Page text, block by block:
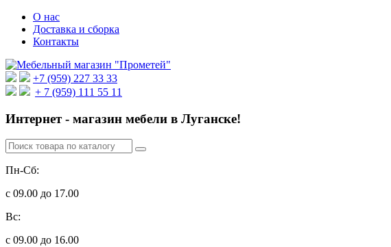
О нас
Доставка и сборка
Контакты
+7 (959) 227 33 33
+ 7 (959) 111 55 11
Интернет - магазин мебели в Луганске!
Пн-Сб:
с 09.00 до 17.00
Вс:
с 09.00 до 16.00